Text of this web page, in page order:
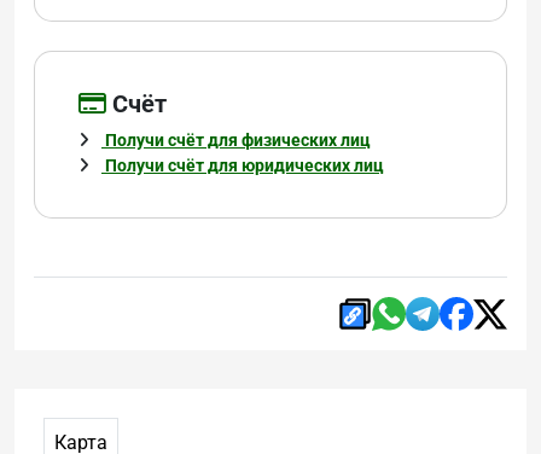
Cчёт
Получи счёт для физических лиц
Получи счёт для юридических лиц
Карта